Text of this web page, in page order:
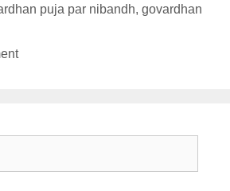
puja par nibandh, govardhan